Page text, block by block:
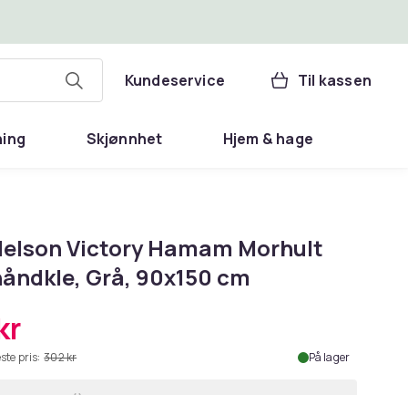
Kundeservice Til kassen
Skjønnhet Hjem & hage
Victory Hamam Morhult
Grå, 90x150 cm
pris: 302 kr På lager